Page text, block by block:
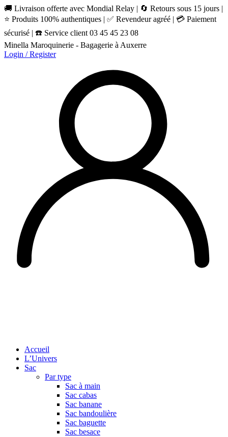
🚚 Livraison offerte avec Mondial Relay | 🔄 Retours sous 15 jours |
⭐ Produits 100% authentiques | ✅ Revendeur agréé | 💳 Paiement
sécurisé | ☎️ Service client 03 45 45 23 08
Minella Maroquinerie - Bagagerie à Auxerre
Login / Register
Accueil
L’Univers
Sac
Par type
Sac à main
Sac cabas
Sac banane
Sac bandoulière
Sac baguette
Sac besace